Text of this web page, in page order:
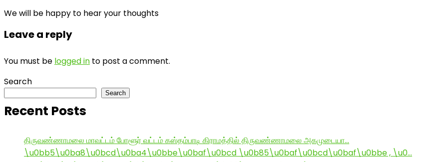
We will be happy to hear your thoughts
Leave a reply
You must be logged in to post a comment.
Search
Search
Recent Posts
திருவண்ணாமலை மாவட்டம் போளூர் வட்டம் கஸ்தம்பாடி கிராமத்தில் திருவண்ணாமலை அகமுடையா…
\u0bb5\u0ba8\u0bcd\u0ba4\u0bbe\u0baf\u0bcd \u0b85\u0baf\u0bcd\u0baf\u0bbe , \u0…